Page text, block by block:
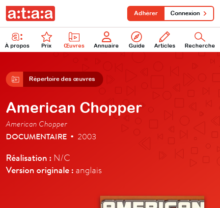
À propos Prix Œuvres Annuaire Guide Articles Recherche
Adhérer Connexion
Répertoire des œuvres
American Chopper
American Chopper
DOCUMENTAIRE • 2003
Réalisation : N/C
Version originale : anglais